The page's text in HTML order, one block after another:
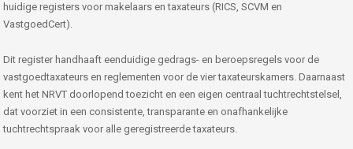
huidige registers voor makelaars en taxateurs (RICS, SCVM en
VastgoedCert).
Dit register handhaaft eenduidige gedrags- en beroepsregels voor de
vastgoedtaxateurs en reglementen voor de vier taxateurskamers. Daarnaast
kent het NRVT doorlopend toezicht en een eigen centraal tuchtrechtstelsel,
dat voorziet in een consistente, transparante en onafhankelijke
tuchtrechtspraak voor alle geregistreerde taxateurs.